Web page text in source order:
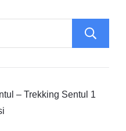
– Trekking Sentul 1